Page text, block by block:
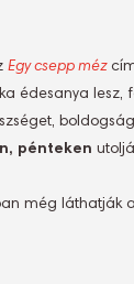
Egy csepp méz
édesanya lesz,
pénteken
még láthatják